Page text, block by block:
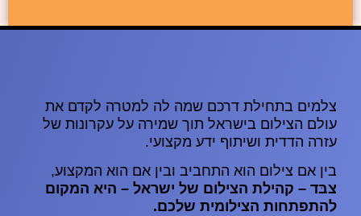
צלמים בתחילת דרכם שמה לה למטרה לקדם את
עולם הצילום בישראל תוך שמירה על עקרונות של
עזרה הדדית ושיתוף ידע מקצועי.
בין אם צילום הוא התחביב ובין אם הוא המקצוע,
צבּד – קהילת הצילום של ישראל – היא המקום
להתפתחות הצילומית שלכם.